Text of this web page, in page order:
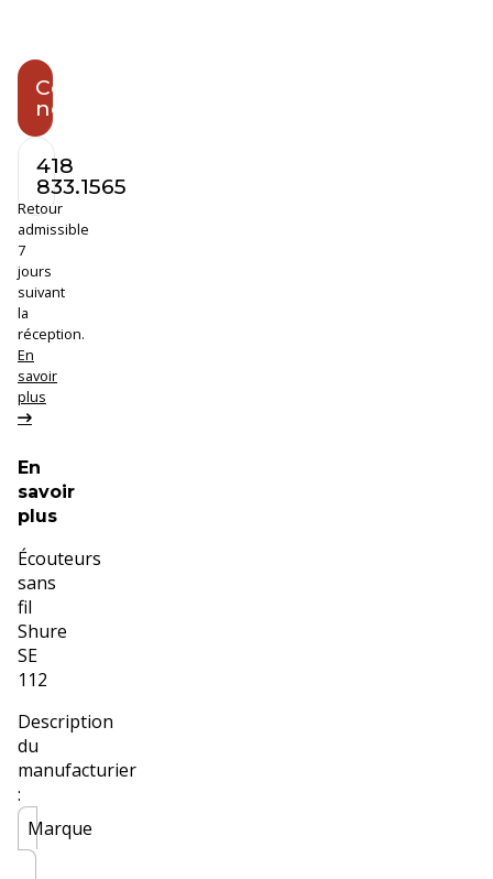
Quantité
:
Contactez-
nous
418
833.1565
Retour
admissible
7
jours
suivant
la
réception.
En
savoir
plus
En
savoir
plus
Écouteurs
sans
fil
Shure
SE
112
Description
du
manufacturier
:
Marque